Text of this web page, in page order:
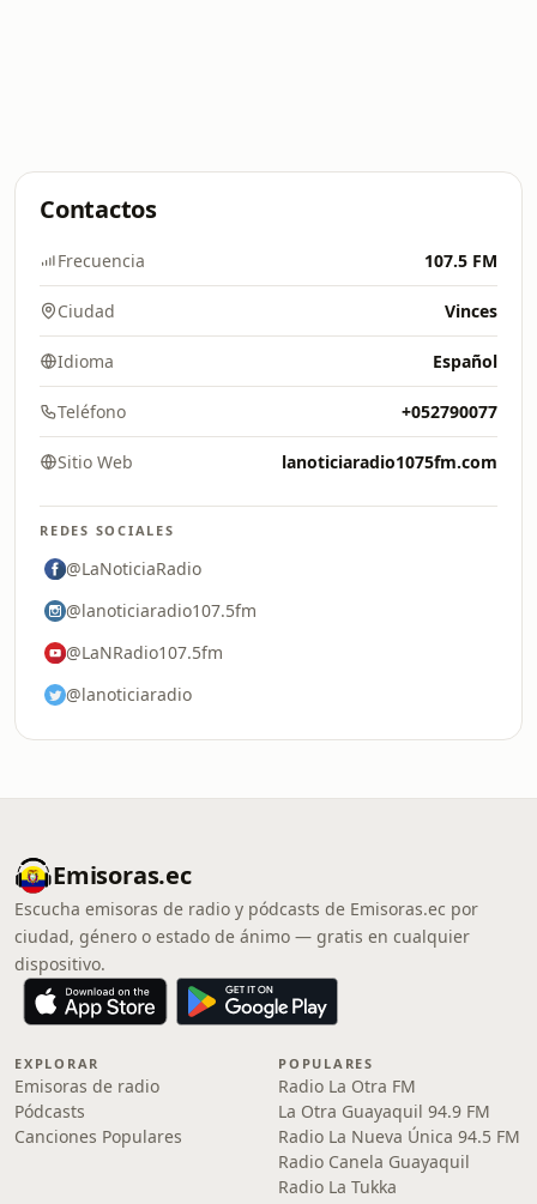
Contactos
Frecuencia 107.5 FM
Ciudad Vinces
Idioma Español
Teléfono +052790077
Sitio Web lanoticiaradio1075fm.com
REDES SOCIALES
@LaNoticiaRadio
@lanoticiaradio107.5fm
@LaNRadio107.5fm
@lanoticiaradio
Emisoras.ec
Escucha emisoras de radio y pódcasts de Emisoras.ec por
ciudad, género o estado de ánimo — gratis en cualquier
dispositivo.
EXPLORAR
Emisoras de radio
Pódcasts
Canciones Populares
POPULARES
Radio La Otra FM
La Otra Guayaquil 94.9 FM
Radio La Nueva Única 94.5 FM
Radio Canela Guayaquil
Radio La Tukka